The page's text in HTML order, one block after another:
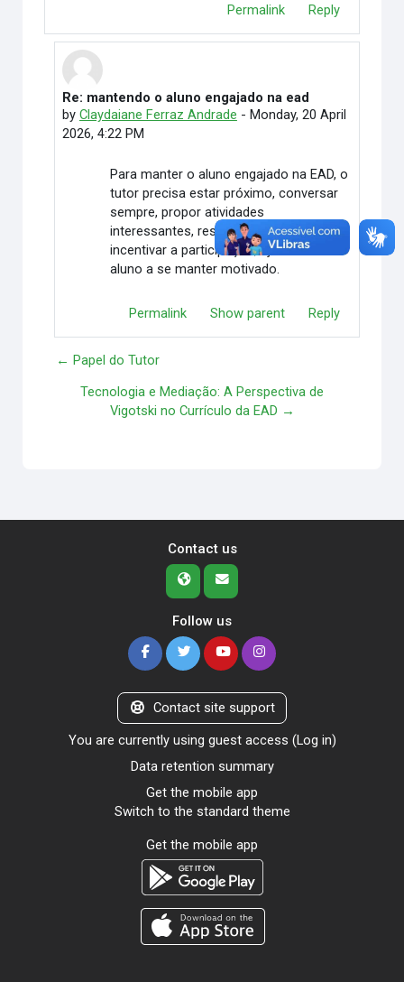
Permalink Reply
In reply to Juliano Oliveira
Re: mantendo o aluno engajado na ead
by Claydaiane Ferraz Andrade - Monday, 20 April
2026, 4:22 PM
Para manter o aluno engajado na EAD, o
tutor precisa estar próximo, conversar
sempre, propor atividades
interessantes, responder rápido e
incentivar a participação, ajudando o
aluno a se manter motivado.
Permalink Show parent Reply
← Papel do Tutor
Tecnologia e Mediação: A Perspectiva de
Vigotski no Currículo da EAD →
Contact us
Follow us
Contact site support
You are currently using guest access (Log in)
Data retention summary
Get the mobile app
Switch to the standard theme
Get the mobile app